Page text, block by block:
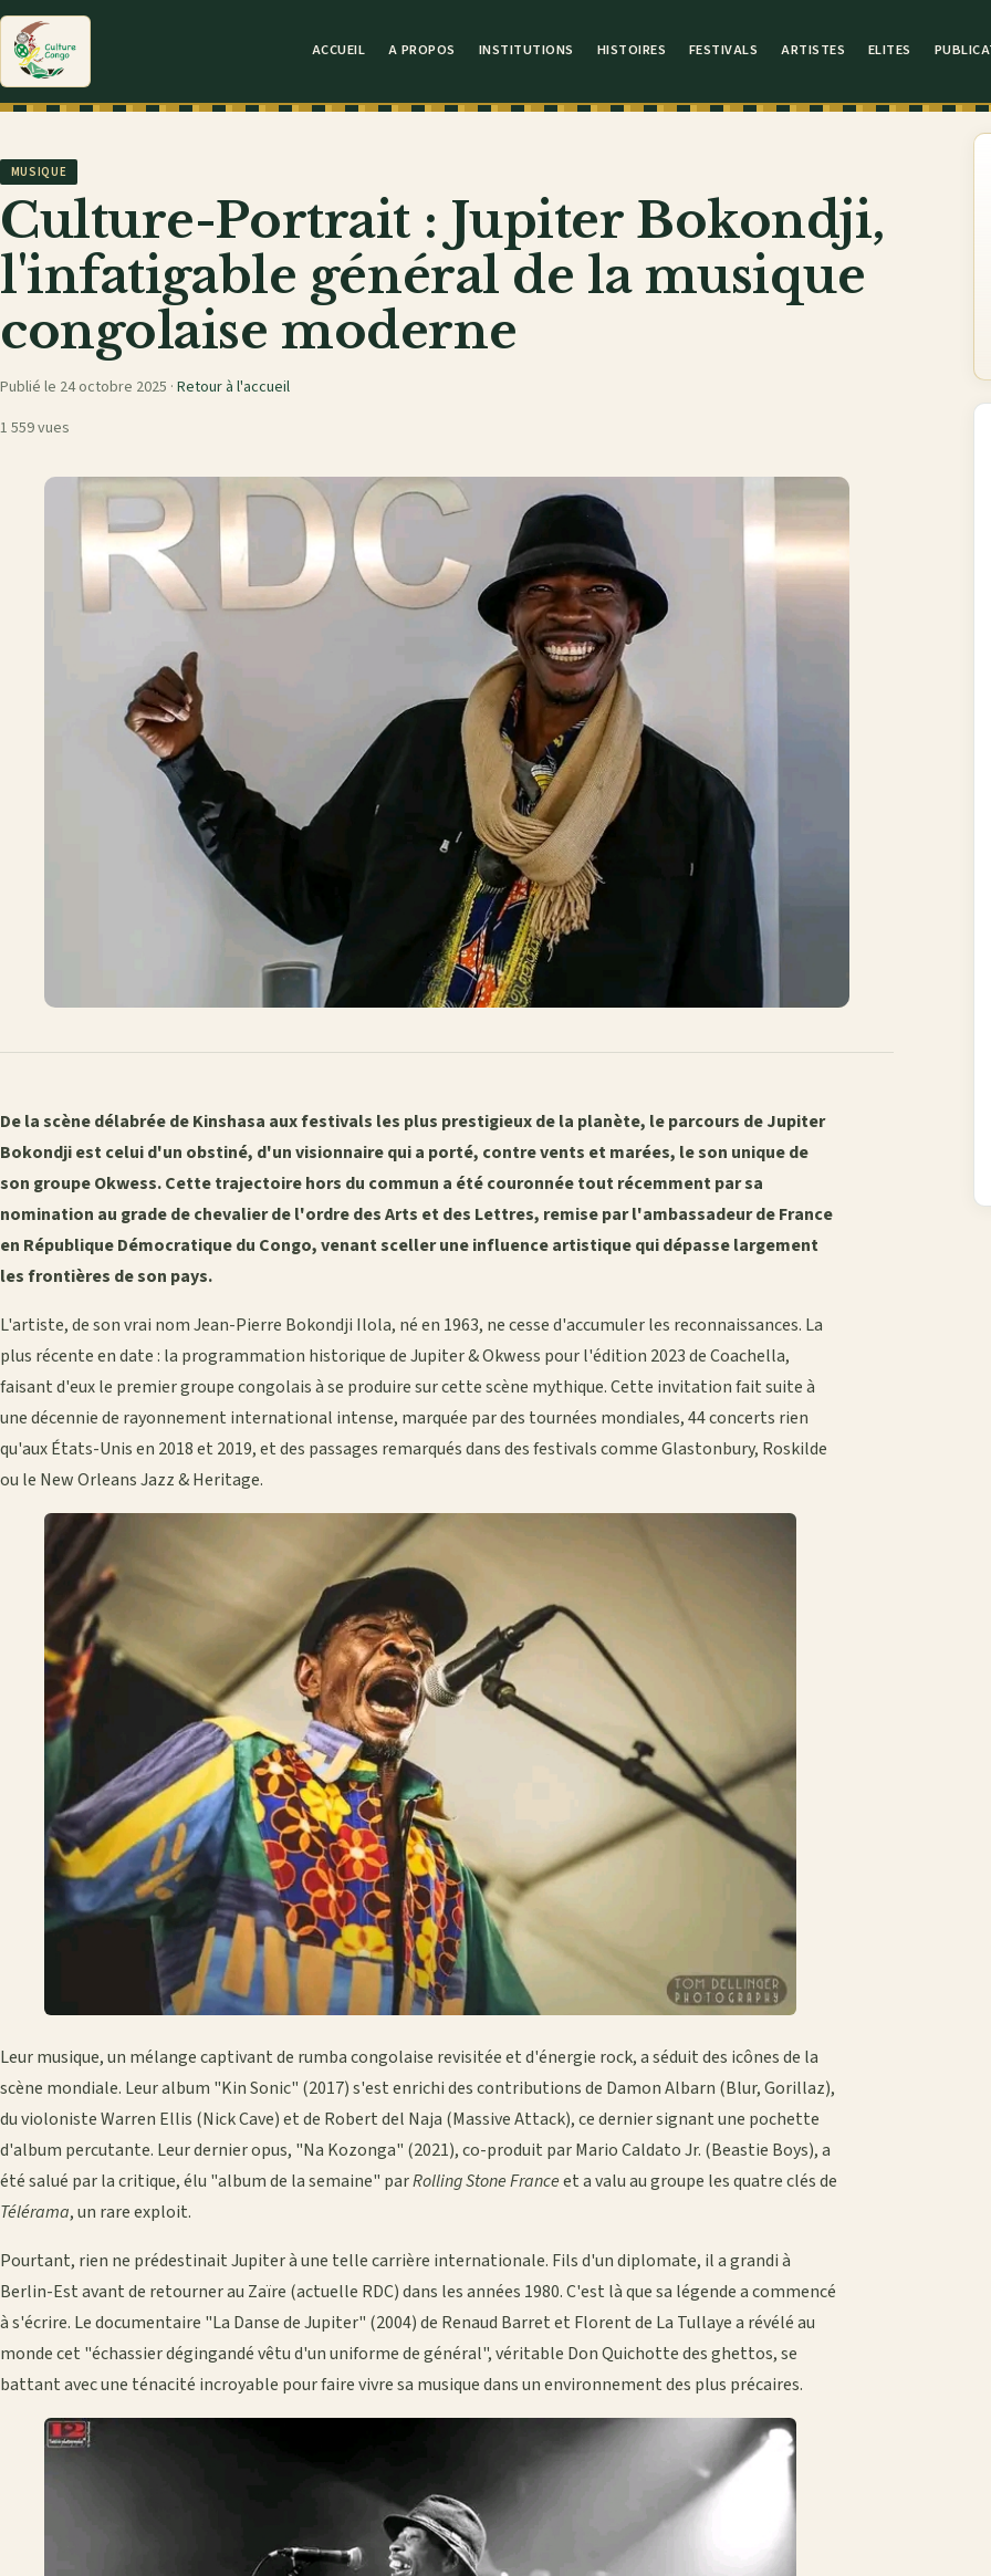
ACCUEIL A PROPOS INSTITUTIONS HISTOIRES FESTIVALS ARTISTES ELITES
MUSIQUE
Culture-Portrait : Jupiter Bokondji,
l'infatigable général de la musique
congolaise moderne
Publié le 24 octobre 2025 · Retour à l'accueil
1 559 vues
De la scène délabrée de Kinshasa aux festivals les plus prestigieux de la planète, le parcours de Jupiter
Bokondji est celui d'un obstiné, d'un visionnaire qui a porté, contre vents et marées, le son unique de
son groupe Okwess. Cette trajectoire hors du commun a été couronnée tout récemment par sa
nomination au grade de chevalier de l'ordre des Arts et des Lettres, remise par l'ambassadeur de France
en République Démocratique du Congo, venant sceller une influence artistique qui dépasse largement
les frontières de son pays.
L'artiste, de son vrai nom Jean-Pierre Bokondji Ilola, né en 1963, ne cesse d'accumuler les reconnaissances. La
plus récente en date : la programmation historique de Jupiter & Okwess pour l'édition 2023 de Coachella,
faisant d'eux le premier groupe congolais à se produire sur cette scène mythique. Cette invitation fait suite à
une décennie de rayonnement international intense, marquée par des tournées mondiales, 44 concerts rien
qu'aux États-Unis en 2018 et 2019, et des passages remarqués dans des festivals comme Glastonbury, Roskilde
ou le New Orleans Jazz & Heritage.
Leur musique, un mélange captivant de rumba congolaise revisitée et d'énergie rock, a séduit des icônes de la
scène mondiale. Leur album "Kin Sonic" (2017) s'est enrichi des contributions de Damon Albarn (Blur, Gorillaz),
du violoniste Warren Ellis (Nick Cave) et de Robert del Naja (Massive Attack), ce dernier signant une pochette
d'album percutante. Leur dernier opus, "Na Kozonga" (2021), co-produit par Mario Caldato Jr. (Beastie Boys), a
été salué par la critique, élu "album de la semaine" parRolling Stone Franceet a valu au groupe les quatre clés de
Télérama, un rare exploit.
Pourtant, rien ne prédestinait Jupiter à une telle carrière internationale. Fils d'un diplomate, il a grandi à
Berlin-Est avant de retourner au Zaïre (actuelle RDC) dans les années 1980. C'est là que sa légende a commencé
à s'écrire. Le documentaire "La Danse de Jupiter" (2004) de Renaud Barret et Florent de La Tullaye a révélé au
monde cet "échassier dégingandé vêtu d'un uniforme de général", véritable Don Quichotte des ghettos, se
battant avec une ténacité incroyable pour faire vivre sa musique dans un environnement des plus précaires.